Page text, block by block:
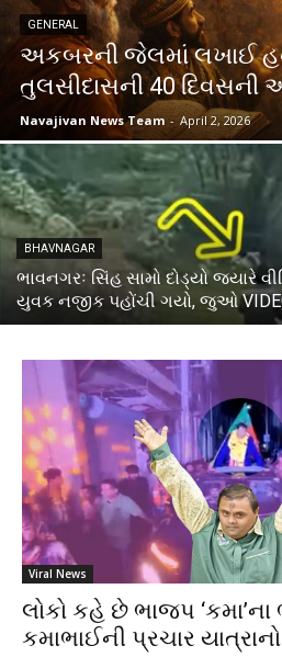
GENERAL
અકબરની જેલમાં લખાઈ
તુલસીદાસની 40 દિવસની
Navajivan News Team - April 2, 2026
BHAVNAGAR
ભાવનગરઃ સિંહ સામો દોડ્યો જ્યારે
યુવક નજીક પહોંચી ગયો, જુઓ
Viral News
લોકો કહે છે ભાજપ
કમાભાઈની પ્રચાર યાત્રાનો